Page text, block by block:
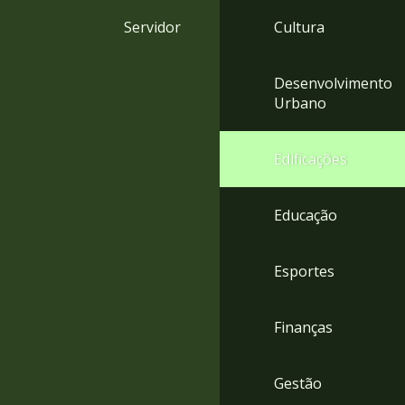
Servidor Cultura
Desenvolvimento
Urbano
Edificações
Educação
Esportes
Finanças
Gestão